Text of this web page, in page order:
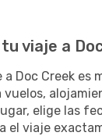
viaje a
Doc Creek es
vuelos,
elige las
el viaje